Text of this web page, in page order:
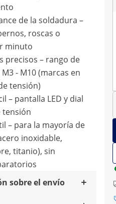
de la soldadura –
roscas o
minuto
precisos – rango de
- M10 (marcas en
tensión)
– pantalla LED y dial
tensión
– para la mayoría de
inoxidable,
titanio), sin
sobre el envío